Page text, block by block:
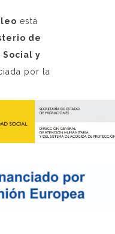
está
de
Social y
por la